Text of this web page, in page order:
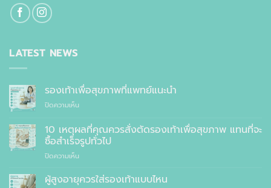
LATEST NEWS
รองเท้าเพื่อสุขภาพที่แพทย์แนะนำ
ปิดความเห็นบน
เพื่อ
สุขภาพ
ที่
แพทย์
10 เหตุผลที่คุณควรสั่งตัดรองเท้าเพื่อสุขภาพ แทนที่จะ
ซื้อสำเร็จรูปทั่วไป
ปิดความเห็นบน
เหตุผล
ผู้สูงอายุควรใส่รองเท้าแบบไหน